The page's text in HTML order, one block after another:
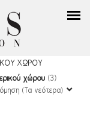
ΧΩΡΟΥ
χώρου (3)
(Τα νεότερα)